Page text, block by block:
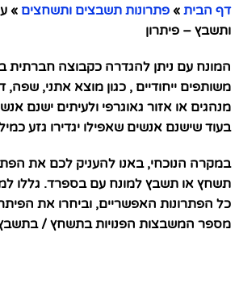
דף הבית » פתרונות תשבצים ותשחצים »
ותשבץ – פיתרון
המונח עם ניתן להגדרה כקבוצה חברתית
משותפים ייחודיים , כגון מוצא אתני,
מנהגים או אזור גאוגרפי ולעיתים ישנם
בעוד שישנם אנשים שאפילו יגדירו גזע
במקרה הנוכחי, באנו להעניק לכם את
תשחץ או תשבץ למונח עם בספרד. גללו
כל הפתרונות האפשריים, וביחרו את
מספר המשבצות הפנויות בתשחץ /